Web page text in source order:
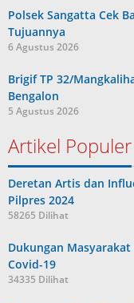
Polsek Sangatta Cek
Tujuannya
6 Agustus 2026
Brigif TP 32/
Bengalon
5 Agustus 2026
Artikel Populer
Deretan Artis dan
Pilpres 2024
58265 Dilihat
Dukungan
Covid-19
34335 Dilihat